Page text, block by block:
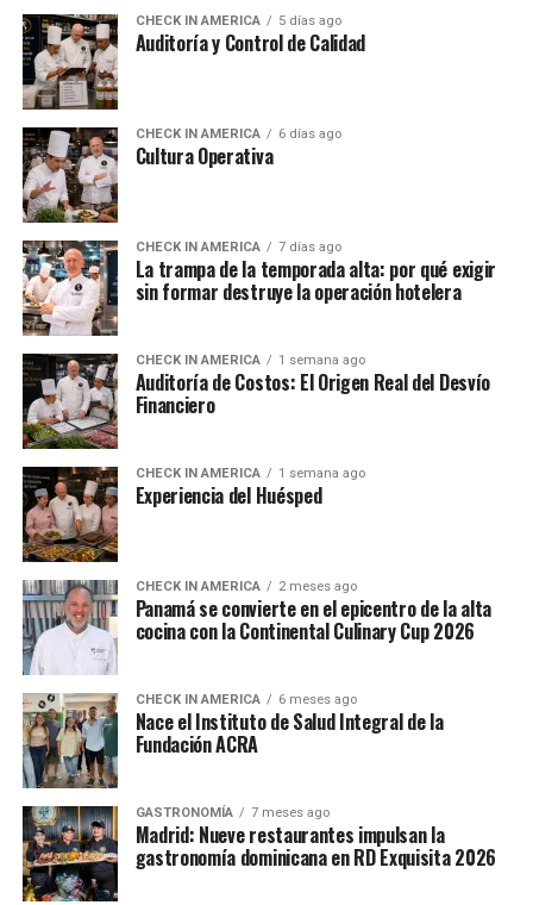
CHECK IN AMERICA 5 días ago
Auditoría y Control de Calidad
CHECK IN AMERICA 6 días ago
Cultura Operativa
CHECK IN AMERICA 7 días ago
La trampa de la temporada alta: por qué exigir
sin formar destruye la operación hotelera
CHECK IN AMERICA 1 semana ago
Auditoría de Costos: El Origen Real del Desvío
Financiero
CHECK IN AMERICA 1 semana ago
Experiencia del Huésped
CHECK IN AMERICA 2 meses ago
Panamá se convierte en el epicentro de la alta
cocina con la Continental Culinary Cup 2026
CHECK IN AMERICA 6 meses ago
Nace el Instituto de Salud Integral de la
Fundación ACRA
GASTRONOMÍA 7 meses ago
Madrid: Nueve restaurantes impulsan la
gastronomía dominicana en RD Exquisita 2026